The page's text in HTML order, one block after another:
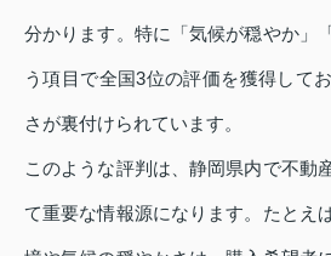
分かります。特に「気候が穏やか」
う項目で全国3位の評価を獲得して
さが裏付けられています。
このような評判は、静岡県内で不動
て重要な情報源になります。たとえ